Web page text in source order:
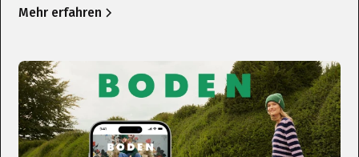
Mehr erfahren